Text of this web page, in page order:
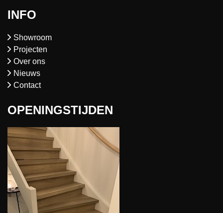
INFO
Showroom
Projecten
Over ons
Nieuws
Contact
OPENINGSTIJDEN